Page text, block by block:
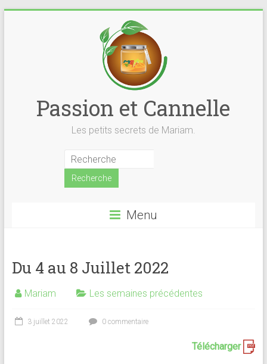
Passion et Cannelle
Les petits secrets de Mariam.
Menu
Du 4 au 8 Juillet 2022
Mariam Les semaines précédentes
3 juillet 2022 0 commentaire
Télécharger